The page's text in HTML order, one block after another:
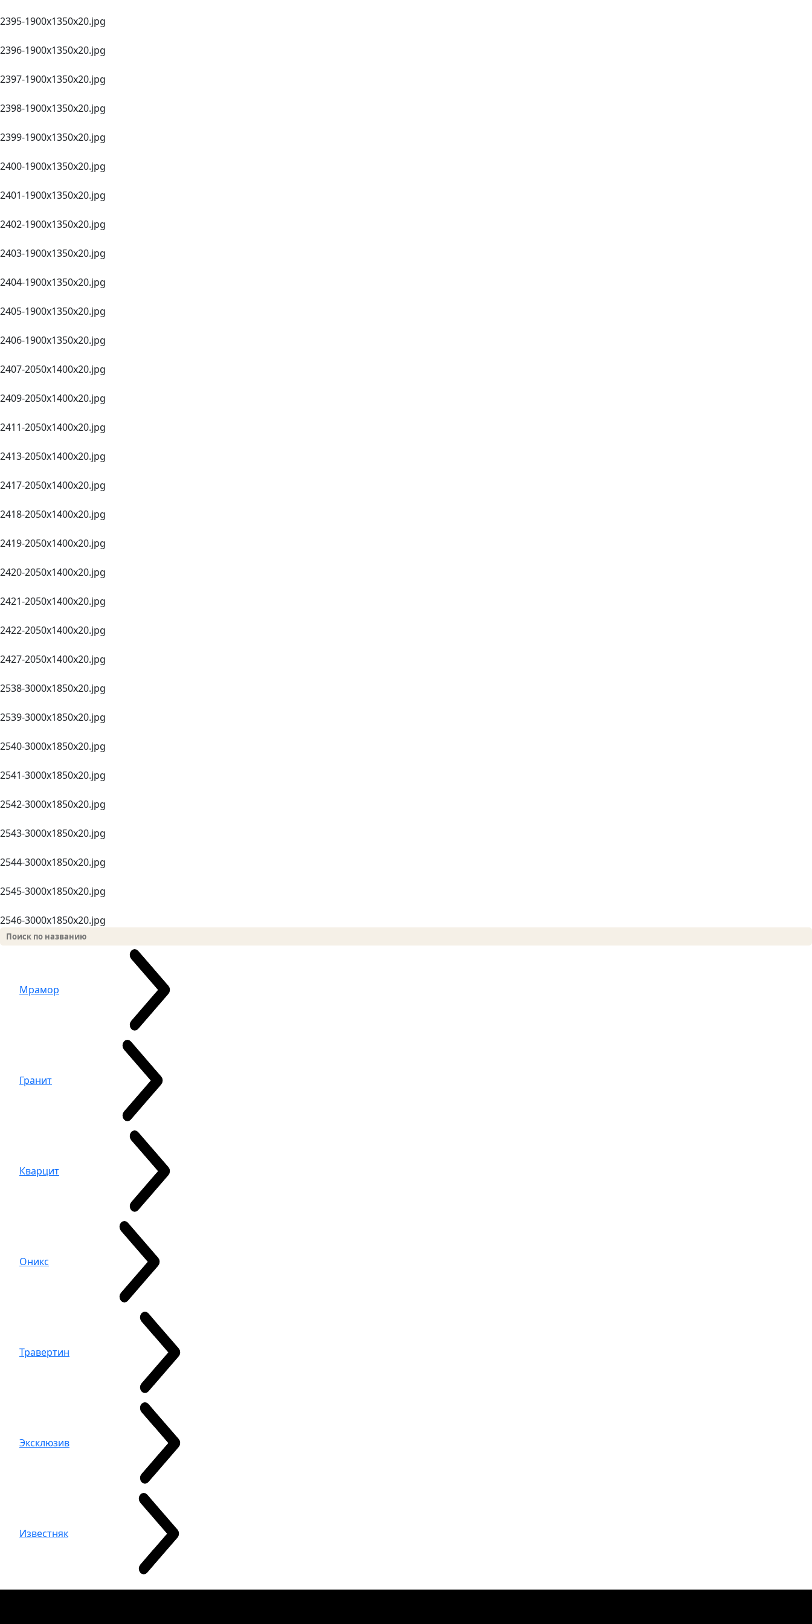
2395-1900х1350x20.jpg
2396-1900х1350x20.jpg
2397-1900х1350x20.jpg
2398-1900х1350x20.jpg
2399-1900х1350x20.jpg
2400-1900х1350x20.jpg
2401-1900х1350x20.jpg
2402-1900х1350x20.jpg
2403-1900х1350x20.jpg
2404-1900х1350x20.jpg
2405-1900х1350x20.jpg
2406-1900х1350x20.jpg
2407-2050х1400x20.jpg
2409-2050х1400x20.jpg
2411-2050х1400x20.jpg
2413-2050х1400x20.jpg
2417-2050х1400x20.jpg
2418-2050х1400x20.jpg
2419-2050х1400x20.jpg
2420-2050х1400x20.jpg
2421-2050х1400x20.jpg
2422-2050х1400x20.jpg
2427-2050х1400x20.jpg
2538-3000х1850x20.jpg
2539-3000х1850x20.jpg
2540-3000х1850x20.jpg
2541-3000х1850x20.jpg
2542-3000х1850x20.jpg
2543-3000х1850x20.jpg
2544-3000х1850x20.jpg
2545-3000х1850x20.jpg
2546-3000х1850x20.jpg
Мрамор
Гранит
Кварцит
Оникс
Травертин
Эксклюзив
Известняк